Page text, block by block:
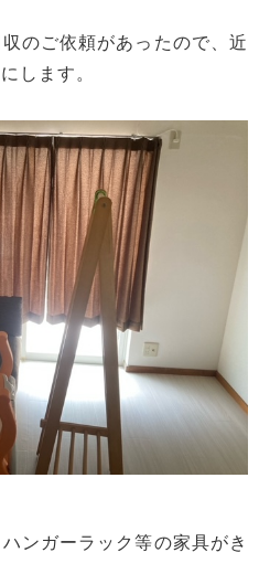
のご依頼があったので、近
します。
ンガーラック等の家具がき